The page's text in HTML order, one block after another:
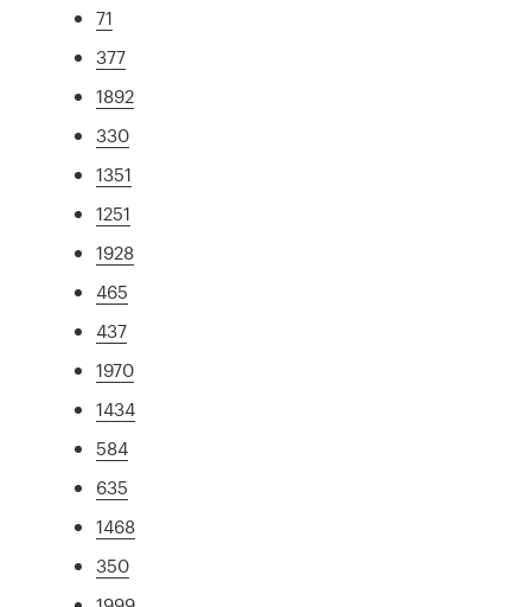
71
377
1892
330
1351
1251
1928
465
437
1970
1434
584
635
1468
350